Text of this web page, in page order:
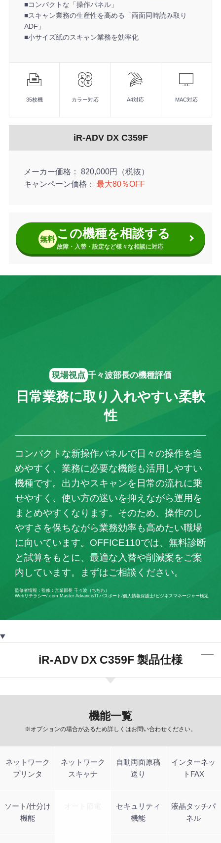
■コンパクトな「操作パネル」
■スキャン業務の生産性を高める「両面同時読み取り
ADF」
■小サイズ紙のスキャン業務を効率化
■連続複写速度：カラー35枚/分 モノクロ35枚/分
■コンパクトな「操作パネル」
■小サイズ紙のスキャン業務を効率化
35枚機 カラー対応 A4対応 MAC対応
iR-ADV DX C359F
メーカー価格
820,000円（税抜）
キャンペーン価格
最大80％OFF
無料 この機種を相談する
故障・入替・設定など様々な相談に対応
現場視点 千々波部長の機種評価
日常業務に取り入れやすい柔軟
性
コンパクトな新操作パネルで日々の操作を進
めやすく、業務に必要な機能も活用しやすい
機種です。出力やスキャンを日常の流れに乗
せやすく、使い方の迷いを抑えながら運用を
まとめやすくなります。そのため、操作のし
やすさを保ちながら業務効率も高めたい職場
に向いています。OFFICE110では、無料診断
と試算をもとに、最適な入替や削減案をご案
内しています。まずはご相談ください。
監修者情報：監修：営業部長 千々波（ちぢわ）
Webリテラシー/.com Master Advance/ITパスポート/個人情報保護士/ビジネスマネージャー検定
iR-ADV DX C359F 製品仕様
機能一覧
※オプションの場合があるため詳しくはお問い合わせください。
ネットワーク
プリンタ
ネットワーク
スキャナ
自動両面原稿
送り
インターネッ
トFAX
ソート/仕分け
機能
セキュリティ
機能
液晶タッチパ
ネル